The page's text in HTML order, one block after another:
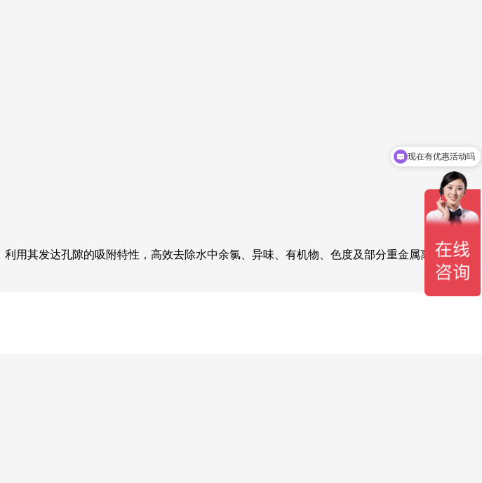
用其发达孔隙的吸附特性，高效去除水中余氯、异味、有机物、色度及部分重金属离子，辅助
现在有优惠活动吗